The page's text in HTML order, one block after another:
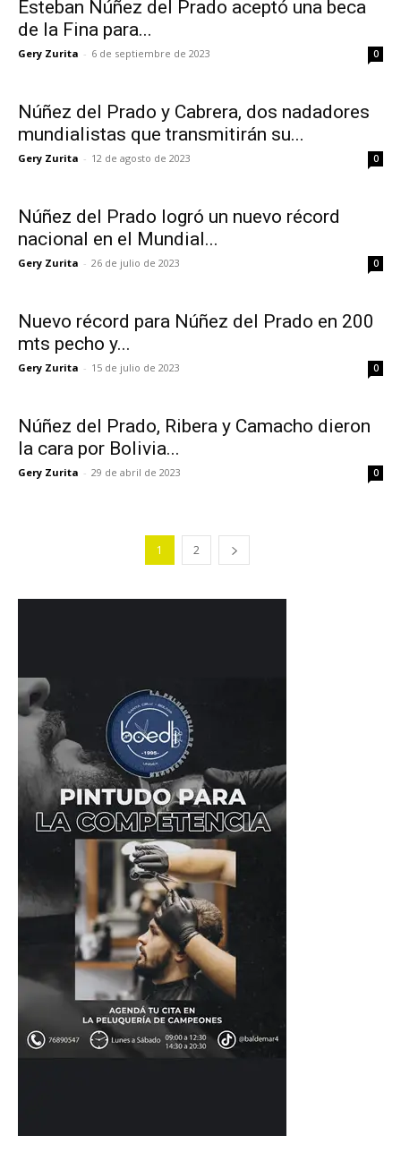
Esteban Núñez del Prado aceptó una beca
de la Fina para...
Gery Zurita - 6 de septiembre de 2023 0
Núñez del Prado y Cabrera, dos nadadores
mundialistas que transmitirán su...
Gery Zurita - 12 de agosto de 2023 0
Núñez del Prado logró un nuevo récord
nacional en el Mundial...
Gery Zurita - 26 de julio de 2023 0
Nuevo récord para Núñez del Prado en 200
mts pecho y...
Gery Zurita - 15 de julio de 2023 0
Núñez del Prado, Ribera y Camacho dieron
la cara por Bolivia...
Gery Zurita - 29 de abril de 2023 0
1 2